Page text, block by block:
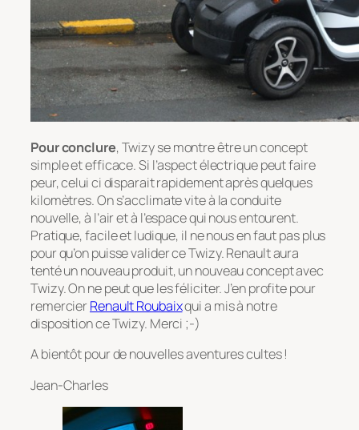
Pour conclure, Twizy se montre être un concept
simple et efficace. Si l’aspect électrique peut faire
peur, celui ci disparait rapidement après quelques
kilomètres. On s’acclimate vite à la conduite
nouvelle, à l’air et à l’espace qui nous entourent.
Pratique, facile et ludique, il ne nous en faut pas plus
pour qu’on puisse valider ce Twizy. Renault aura
tenté un nouveau produit, un nouveau concept avec
Twizy. On ne peut que les féliciter. J’en profite pour
remercierRenault Roubaixqui a mis à notre
disposition ce Twizy. Merci ;-)
A bientôt pour de nouvelles aventures cultes !
Jean-Charles